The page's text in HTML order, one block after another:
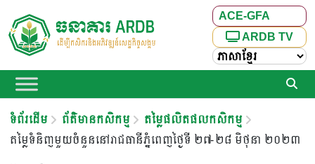
ACE-GFA
ARDB TV
ទំព័រដើម ព័ត៌មានកសិកម្ម
តម្លៃផលិតផលកសិកម្ម
តម្លៃទំនិញមួយចំនួននៅរាជធានីភ្នំពេញថ្ងៃទី ២៧-២៨ មិថុនា ២០២៣